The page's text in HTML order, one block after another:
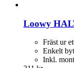
Loowy
Fräst ur
Enkelt
Inkl.